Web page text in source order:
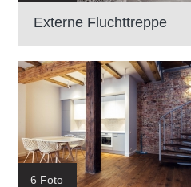
Externe Fluchttreppe
6 Foto